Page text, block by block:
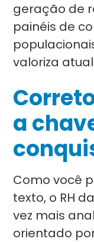
geração de
painéis de
valoriza
a
Como você
texto, o RH
vez mais
orientado